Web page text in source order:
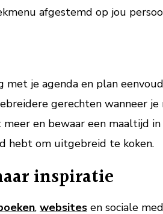
afgestemd op jou
met je agenda en plan
gerechten wanneer
en bewaar een maaltijd
hebt om uitgebreid te koken.
inspiratie
, websites en sociale